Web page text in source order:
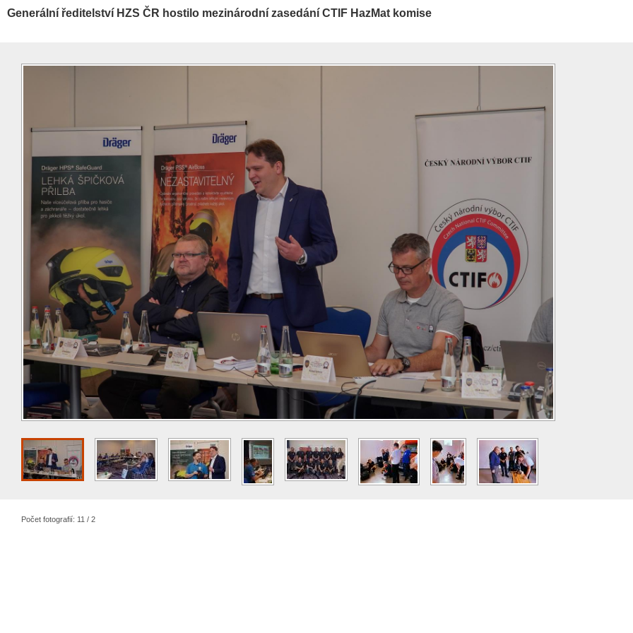
Generální ředitelství HZS ČR hostilo mezinárodní zasedání CTIF HazMat komise
Počet fotografií: 11 / 2